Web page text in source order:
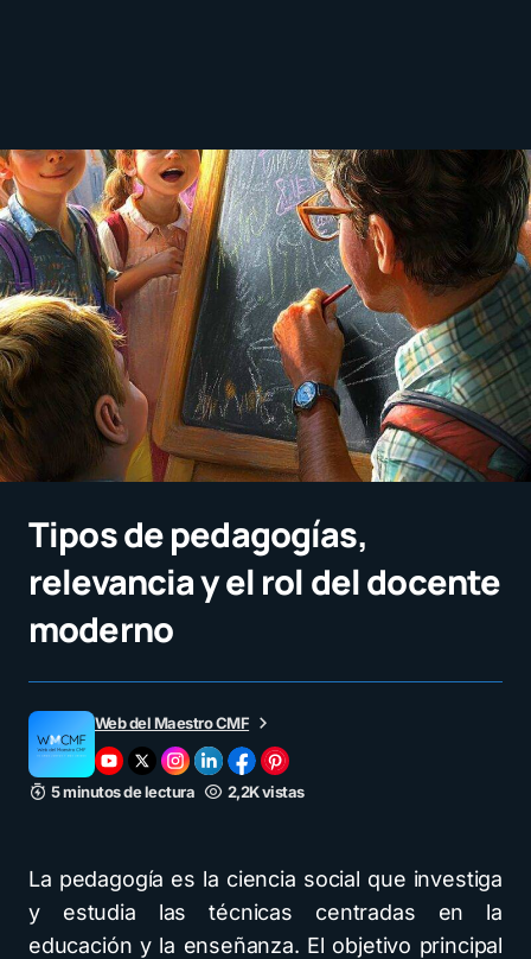
Tipos de pedagogías,
relevancia y el rol del docente
moderno
Web del Maestro CMF
5 minutos de lectura 2,2K vistas
La pedagogía es la ciencia social que investiga
y estudia las técnicas centradas en la
educación y la enseñanza. El objetivo principal